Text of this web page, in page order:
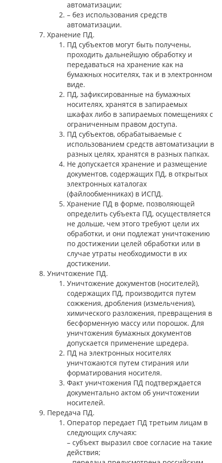
автоматизации;
– без использования средств
автоматизации.
Хранение ПД.
ПД субъектов могут быть получены,
проходить дальнейшую обработку и
передаваться на хранение как на
бумажных носителях, так и в электронном
виде.
ПД, зафиксированные на бумажных
носителях, хранятся в запираемых
шкафах либо в запираемых помещениях с
ограниченным правом доступа.
ПД субъектов, обрабатываемые с
использованием средств автоматизации в
разных целях, хранятся в разных папках.
Не допускается хранение и размещение
документов, содержащих ПД, в открытых
электронных каталогах
(файлообменниках) в ИСПД.
Хранение ПД в форме, позволяющей
определить субъекта ПД, осуществляется
не дольше, чем этого требуют цели их
обработки, и они подлежат уничтожению
по достижении целей обработки или в
случае утраты необходимости в их
достижении.
Уничтожение ПД.
Уничтожение документов (носителей),
содержащих ПД, производится путем
сожжения, дробления (измельчения),
химического разложения, превращения в
бесформенную массу или порошок. Для
уничтожения бумажных документов
допускается применение шредера.
ПД на электронных носителях
уничтожаются путем стирания или
форматирования носителя.
Факт уничтожения ПД подтверждается
документально актом об уничтожении
носителей.
Передача ПД.
Оператор передает ПД третьим лицам в
следующих случаях:
– субъект выразил свое согласие на такие
действия;